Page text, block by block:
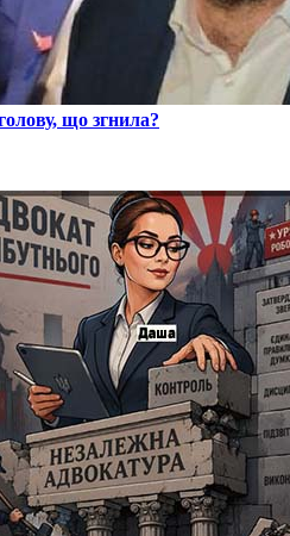
що згнила?